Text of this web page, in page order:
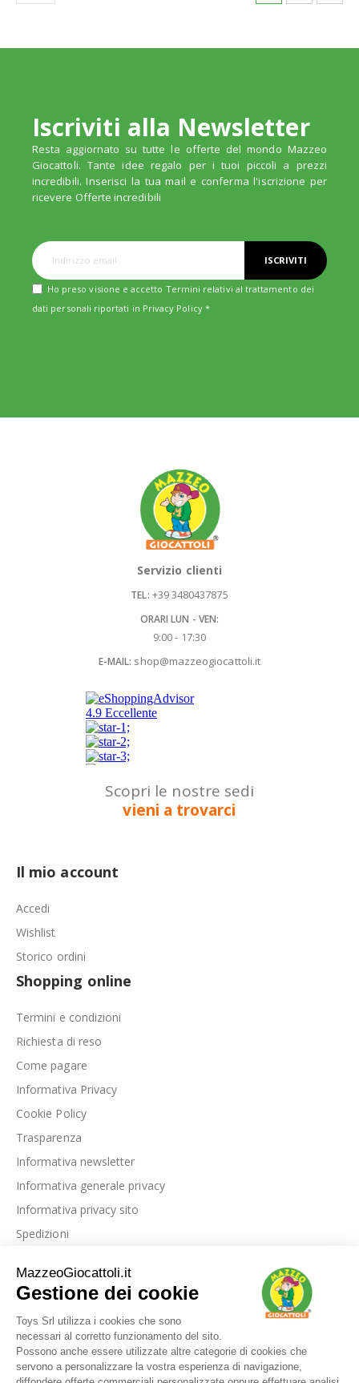
Iscriviti alla Newsletter
Resta aggiornato su tutte le offerte del mondo Mazzeo
Giocattoli. Tante idee regalo per i tuoi piccoli a prezzi
incredibili. Inserisci la tua mail e conferma l'iscrizione per
ricevere Offerte incredibili
ISCRIVITI
Ho preso visione e accetto Termini relativi al trattamento dei
dati personali riportati in Privacy Policy*
Servizio clienti
TEL: +39 3480437875
ORARI LUN - VEN:
9:00 - 17:30
E-MAIL: shop@mazzeogiocattoli.it
Scopri le nostre sedi
vieni a trovarci
Il mio account
Accedi
Wishlist
Storico ordini
Shopping online
Termini e condizioni
Richiesta di reso
Come pagare
Informativa Privacy
Cookie Policy
Trasparenza
Informativa newsletter
Informativa generale privacy
Informativa privacy sito
Spedizioni
La nostra azienda
Le nostre recensioni
Blog
Dove siamo